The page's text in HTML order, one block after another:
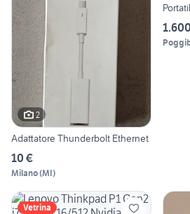
2
Adattatore Thunderbolt Ethernet
10 €
Milano(MI)
Vetrina